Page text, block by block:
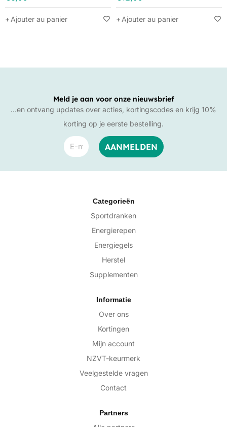
Ajouter au panier Ajouter au panier
Meld je aan voor onze nieuwsbrief
…en ontvang updates over acties, kortingscodes en krijg 10%
korting op je eerste bestelling.
Categorieën
Sportdranken
Energierepen
Energiegels
Herstel
Supplementen
Informatie
Over ons
Kortingen
Mijn account
NZVT-keurmerk
Veelgestelde vragen
Contact
Partners